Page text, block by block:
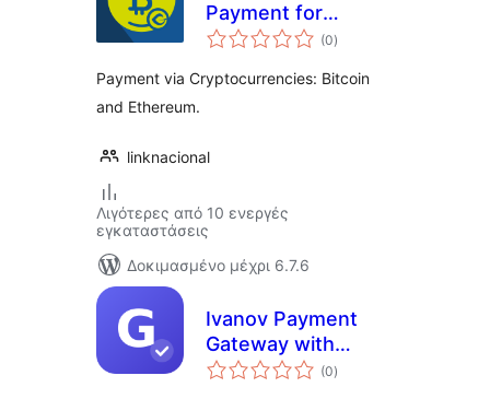
Payment for
GiveWP
(0αξιολογήσεις
σύνολο
)
Payment via Cryptocurrencies: Bitcoin
and Ethereum.
linknacional
Λιγότερες από 10 ενεργές
εγκαταστάσεις
Δοκιμασμένο μέχρι 6.7.6
Ivanov Payment
Gateway with
GembaPay
(0αξιολογήσεις
σύνολο
)